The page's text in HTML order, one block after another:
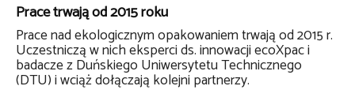
Prace trwają od 2015 roku
Prace nad ekologicznym opakowaniem trwają od 2015 r.
Uczestniczą w nich eksperci ds. innowacji ecoXpac i
badacze z Duńskiego Uniwersytetu Technicznego
(DTU) i wciąż dołączają kolejni partnerzy.